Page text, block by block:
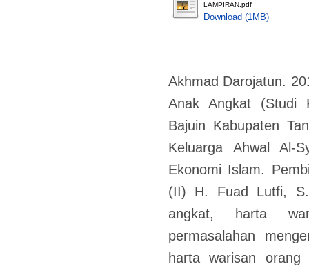
LAMPIRAN.pdf
Download (1MB)
Akhmad Darojatun.
Anak Angkat (Studi
Bajuin Kabupaten
Keluarga Ahwal Al-
Ekonomi Islam.
(II) H. Fuad Lutfi,
angkat, harta
permasalahan
harta warisan orang